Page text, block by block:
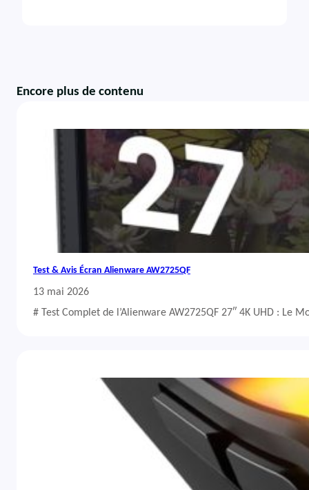
Encore plus de contenu
Test & Avis Écran Alienware AW2725QF
13 mai 2026
# Test Complet de l’Alienware AW2725QF 27″ 4K UHD : Le